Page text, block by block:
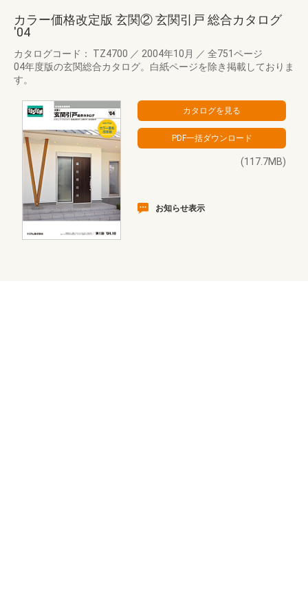
カラー価格改定版 玄関② 玄関引戸 総合カタログ
'04
カタログコード： TZ4700 ／ 2004年10月 ／ 全751ページ
04年度版の玄関総合カタログ。白紙ページを除き掲載しておりま
す。
(117.7MB)
お知らせ表示